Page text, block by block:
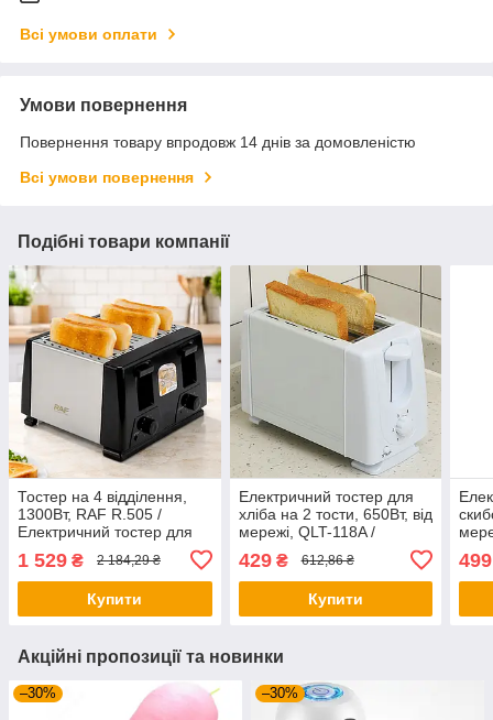
Всі умови оплати
Умови повернення
Повернення товару впродовж 14 днів за домовленістю
Всі умови повернення
Подібні товари компанії
Тостер на 4 відділення,
1300Вт, RAF R.505 /
Електричний тостер для
1 529 ₴ 2 184,29 ₴
Купити
Електричний тостер для
хліба на 2 тости, 650Вт, від
мережі, QLT-118A /
Побутовий тостер для
дому
429₴ 612,86 ₴
Купити
для
499
Акційні пропозиції та новинки
–30% –30%